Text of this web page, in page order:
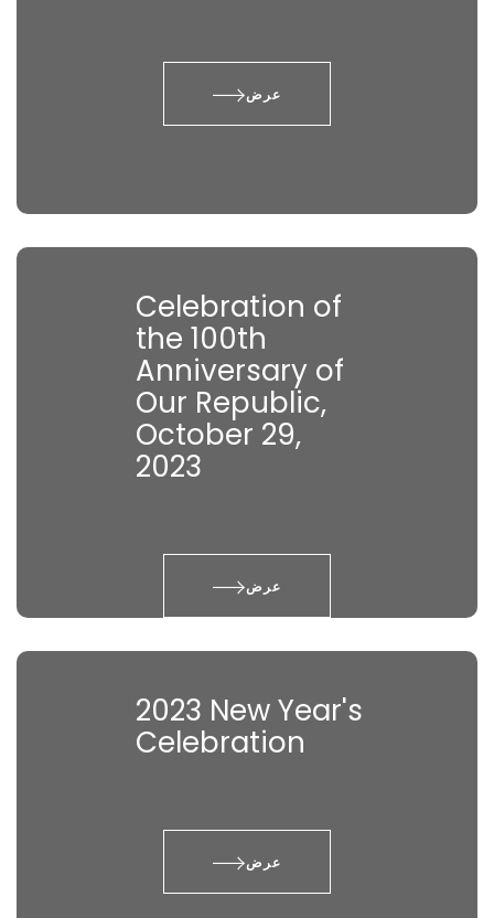
عرض
Celebration of
the 100th
Anniversary of
Our Republic,
October 29,
2023
عرض
2023 New Year's
Celebration
عرض